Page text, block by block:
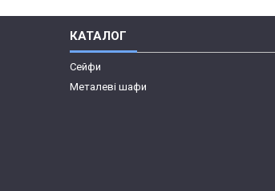
КАТАЛОГ
Сейфи
Металеві шафи